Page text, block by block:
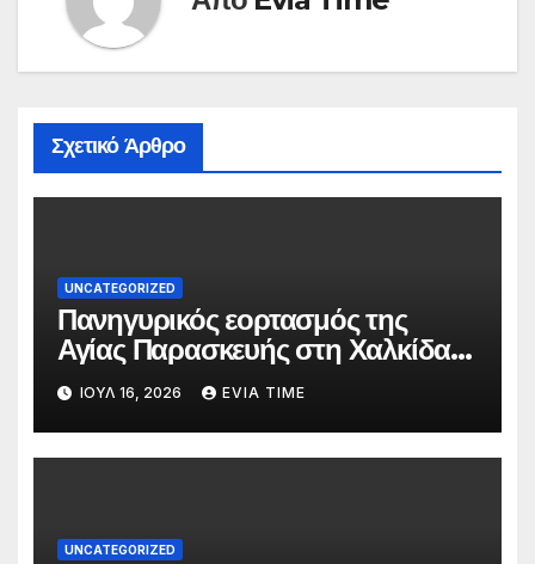
Σχετικό Άρθρο
UNCATEGORIZED
Πανηγυρικός εορτασμός της
Αγίας Παρασκευής στη Χαλκίδα
τις 25 και 26 Ιουλίου
ΙΟΎΛ 16, 2026 EVIA TIME
UNCATEGORIZED